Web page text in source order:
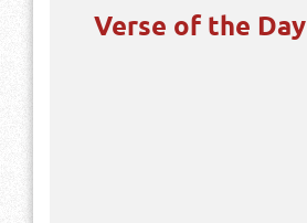
Verse of the Day